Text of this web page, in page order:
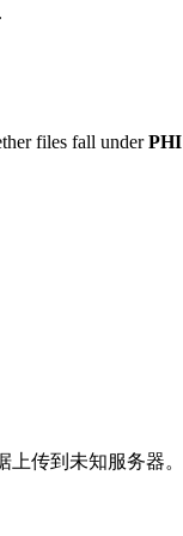
files fall under PHI
传到未知服务器。